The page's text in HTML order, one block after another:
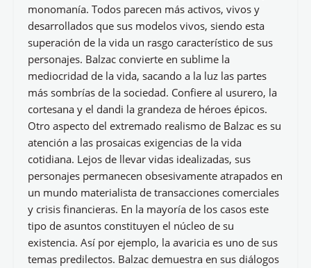
monomanía. Todos parecen más activos, vivos y
desarrollados que sus modelos vivos, siendo esta
superación de la vida un rasgo característico de sus
personajes. Balzac convierte en sublime la
mediocridad de la vida, sacando a la luz las partes
más sombrías de la sociedad. Confiere al usurero, la
cortesana y el dandi la grandeza de héroes épicos.
Otro aspecto del extremado realismo de Balzac es su
atención a las prosaicas exigencias de la vida
cotidiana. Lejos de llevar vidas idealizadas, sus
personajes permanecen obsesivamente atrapados en
un mundo materialista de transacciones comerciales
y crisis financieras. En la mayoría de los casos este
tipo de asuntos constituyen el núcleo de su
existencia. Así por ejemplo, la avaricia es uno de sus
temas predilectos. Balzac demuestra en sus diálogos